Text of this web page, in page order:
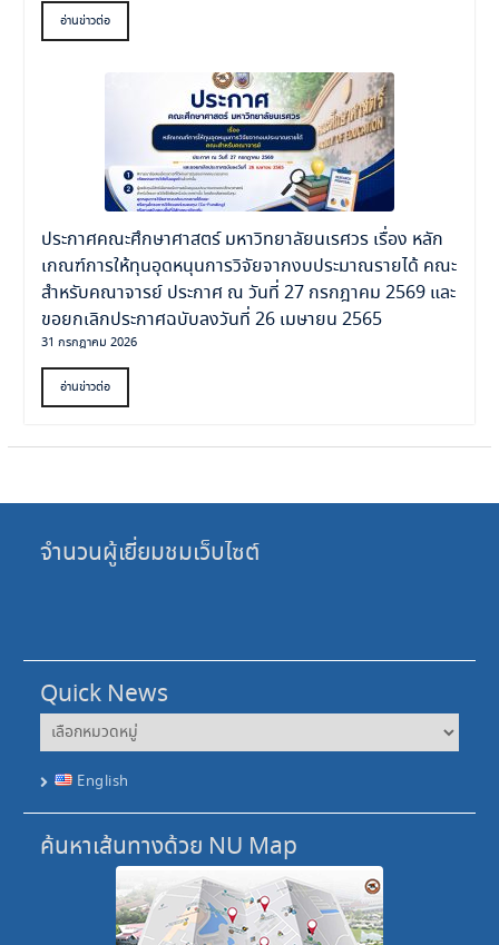
อ่านข่าวต่อ
ประกาศคณะศึกษาศาสตร์ มหาวิทยาลัยนเรศวร เรื่อง หลัก
เกณฑ์การให้ทุนอุดหนุนการวิจัยจากงบประมาณรายได้ คณะ
สำหรับคณาจารย์ ประกาศ ณ วันที่ 27 กรกฎาคม 2569 และ
ขอยกเลิกประกาศฉบับลงวันที่ 26 เมษายน 2565
31 กรกฎาคม 2026
อ่านข่าวต่อ
จำนวนผู้เยี่ยมชมเว็บไซต์
Quick News
Quick
News
English
ค้นหาเส้นทางด้วย NU Map